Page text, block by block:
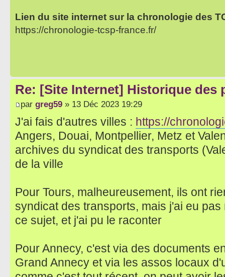
Lien du site internet sur la chronologie des
https://chronologie-tcsp-france.fr/
Re: [Site Internet] Historique des
par greg59 » 13 Déc 2023 19:29
J'ai fais d'autres villes : https://
Angers, Douai, Montpellier, Metz et
archives du syndicat des transports
de la ville
Pour Tours, malheureusement, ils ont
syndicat des transports, mais j'ai eu
ce sujet, et j'ai pu le raconter
Pour Annecy, c'est via des documents
Grand Annecy et via les assos locaux